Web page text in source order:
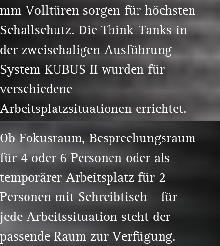
mm Volltüren sorgen für höchsten
Schallschutz. Die Think-Tanks in
der zweischaligen Ausführung
System KUBUS II wurden für
verschiedene
Arbeitsplatzsituationen errichtet.
Ob Fokusraum, Besprechungsraum
für 4 oder 6 Personen oder als
temporärer Arbeitsplatz für 2
Personen mit Schreibtisch - für
jede Arbeitssituation steht der
passende Raum zur Verfügung.